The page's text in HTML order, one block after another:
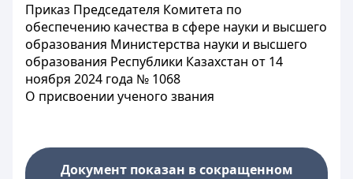
Приказ Председателя Комитета по
обеспечению качества в сфере науки и высшего
образования Министерства науки и высшего
образования Республики Казахстан от 14
ноября 2024 года № 1068
О присвоении ученого звания
Документ показан в сокращенном